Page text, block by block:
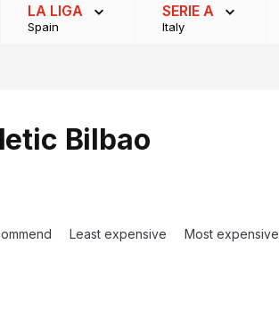
LA LIGA
Spain
SERIE A
Italy
Bilbao
Least expensive Most expensive